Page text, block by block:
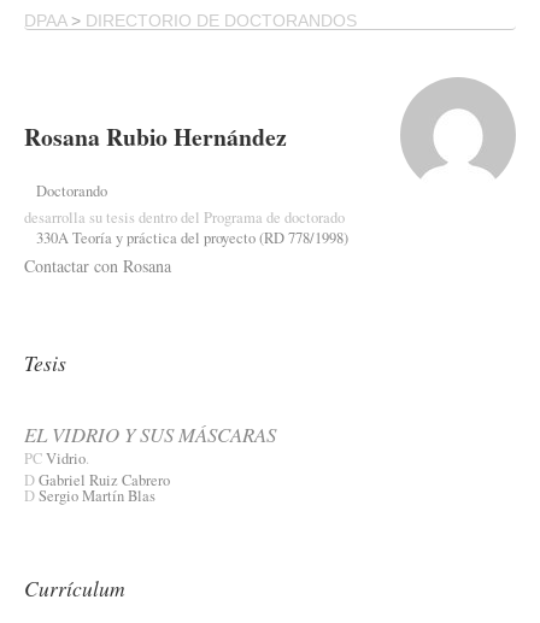
DPAA> DIRECTORIO DE DOCTORANDOS
Rosana Rubio Hernández
Doctorando
desarrolla su tesis dentro del Programa de doctorado
330A Teoría y práctica del proyecto (RD 778/1998)
Contactar con Rosana
Tesis
EL VIDRIO Y SUS MÁSCARAS
PCVidrio.
DGabriel Ruiz Cabrero
DSergio Martín Blas
Currículum